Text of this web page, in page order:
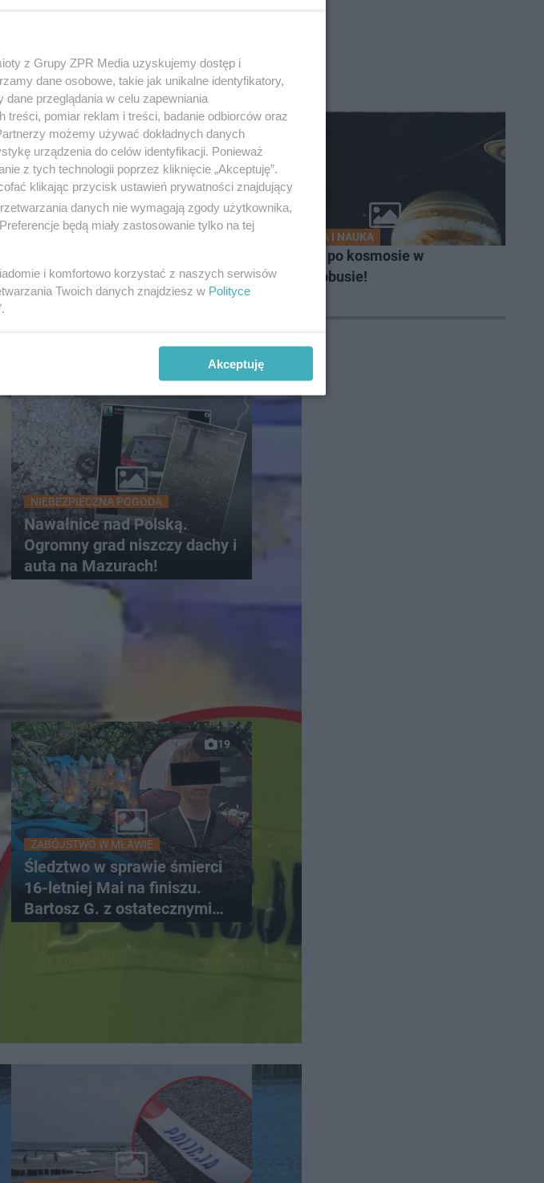
RÓWNOŚĆ
dyplomową. Uniwersytet
Zielonogórski ogłosił konkurs
ZABAWA I NAUKA
Podróż po kosmosie w
Planetobusie!
NIEBEZPIECZNA POGODA
Nawałnice nad Polską.
Ogromny grad niszczy dachy i
auta na Mazurach!
19
ZABÓJSTWO W MŁAWIE
Śledztwo w sprawie śmierci
16-letniej Mai na finiszu.
Bartosz G. z ostatecznymi
zarzutami
z Grupy ZPR Media uzyskujemy dostęp i
dane osobowe, takie jak unikalne identyfikatory,
przeglądania w celu zapewniania
pomiar reklam i treści, badanie odbiorców oraz
możemy używać dokładnych danych
urządzenia do celów identyfikacji. Ponieważ
z tych technologii poprzez kliknięcie „Akceptuję”.
klikając przycisk ustawień prywatności znajdujący
danych nie wymagają zgody użytkownika,
będą miały zastosowanie tylko na tej
i komfortowo korzystać z naszych serwisów
Twoich danych znajdziesz w Polityce
Akceptuję